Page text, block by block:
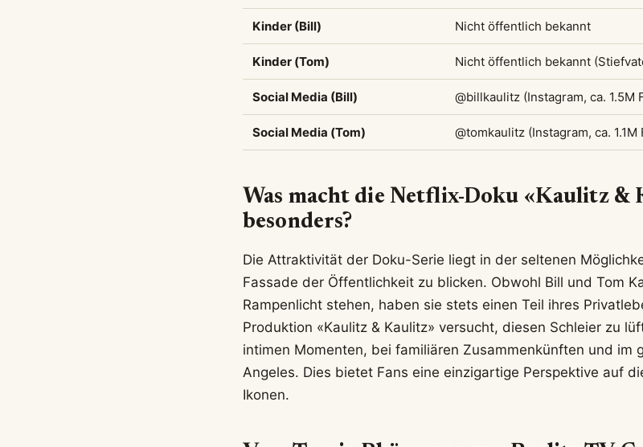
Kinder (Bill) Nicht öffentlich bekannt
Kinder (Tom) Nicht öffentlich bekannt
Social Media (Bill) @billkaulitz (Instagram, ca. 1.5M
Social Media (Tom) @tomkaulitz (Instagram, ca. 1.1M
Was macht die Netflix-Doku «Kaulitz &
besonders?
Die Attraktivität der Doku-Serie liegt in der seltenen
Fassade der Öffentlichkeit zu blicken. Obwohl Bill und Tom
Rampenlicht stehen, haben sie stets einen Teil ihres
Produktion «Kaulitz & Kaulitz» versucht, diesen Schleier zu
intimen Momenten, bei familiären Zusammenkünften und im
Angeles. Dies bietet Fans eine einzigartige Perspektive auf
Ikonen.